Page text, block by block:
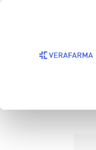
Passa alla navigazione
GIOCO